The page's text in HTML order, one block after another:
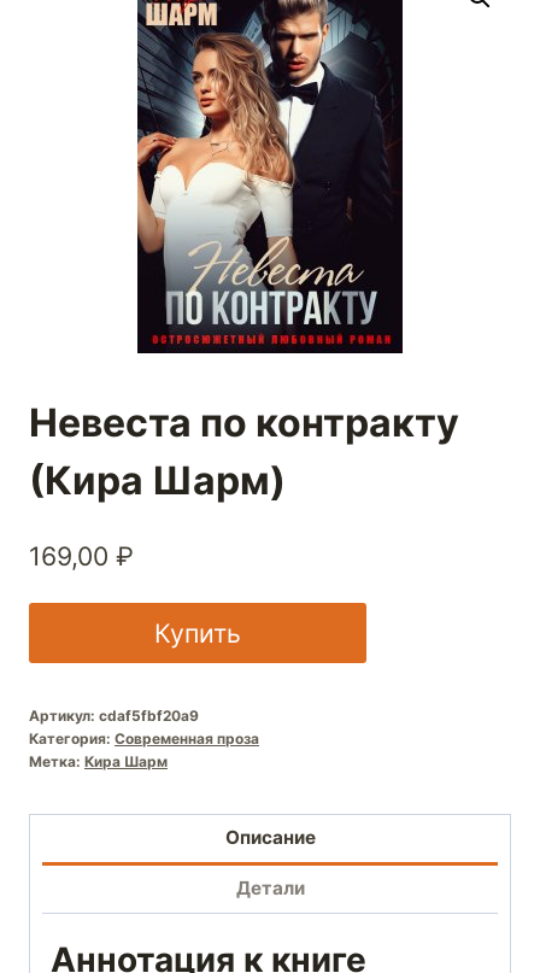
Невеста по контракту
(Кира Шарм)
169,00 ₽
Купить
Артикул: cdaf5fbf20a9
Категория: Современная проза
Метка: Кира Шарм
Описание
Детали
Аннотация к книге